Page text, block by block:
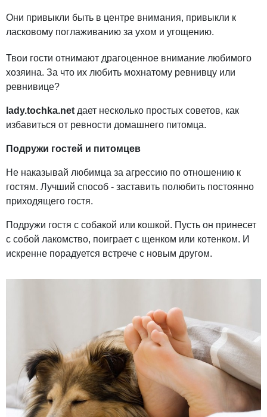
Они привыкли быть в центре внимания, привыкли к
ласковому поглаживанию за ухом и угощению.
Твои гости отнимают драгоценное внимание любимого
хозяина. За что их любить мохнатому ревнивцу или
ревнивице?
lady.tochka.net дает несколько простых советов, как
избавиться от ревности домашнего питомца.
Подружи гостей и питомцев
Не наказывай любимца за агрессию по отношению к
гостям. Лучший способ - заставить полюбить постоянно
приходящего гостя.
Подружи гостя с собакой или кошкой. Пусть он принесет
с собой лакомство, поиграет с щенком или котенком. И
искренне порадуется встрече с новым другом.